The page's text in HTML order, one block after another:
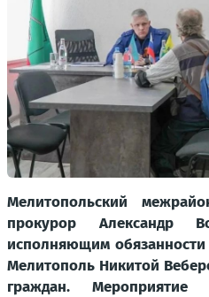
Мелитопольский
прокурор Александр
исполняющим обязанности
Мелитополь Никитой
граждан. Мероприятие